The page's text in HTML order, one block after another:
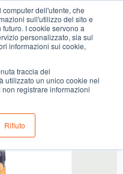
dell'utente, che
sull'utilizzo del sito e
I cookie servono a
personalizzato, sia sul
informazioni sui cookie,
traccia del
utilizzato un unico cookie nel
registrare informazioni
Rifiuto